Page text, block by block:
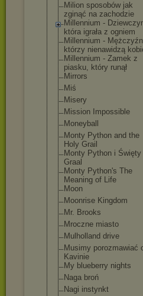
Milion sposobów jak
zginąć na zachodzie
Millennium -
która igrała z ogniem
Millennium -
którzy nienawidzą
Millennium - Zamek z
piasku, który runął
Mirrors
Miś
Misery
Mission Impossible
Moneyball
Monty Python and the
Holy Grail
Monty Python i Święty
Graal
Monty Python's The
Meaning of Life
Moon
Moonrise Kingdom
Mr. Brooks
Mroczne miasto
Mulholland drive
Musimy porozmawiać
Kavinie
My blueberry nights
Naga broń
Nagi instynkt